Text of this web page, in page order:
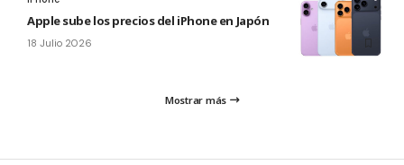
Apple sube los precios del iPhone en Japón
18 Julio 2026
Mostrar más